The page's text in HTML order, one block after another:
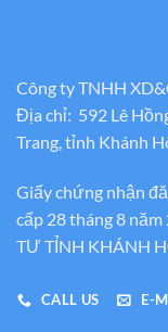
Công ty TNHH
Địa chỉ: 592 Lê
Trang, tỉnh Khánh
Giấy chứng nhận
cấp 28 tháng 8
TƯ TỈNH KHÁNH
CALL US E-